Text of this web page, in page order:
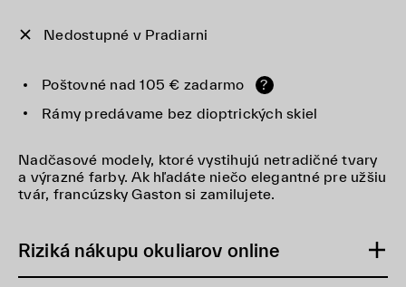
Nedostupné v Pradiarni
Poštovné nad 105 € zadarmo
?
Rámy predávame bez dioptrických skiel
Nadčasové modely, ktoré vystihujú netradičné tvary
a výrazné farby. Ak hľadáte niečo elegantné pre užšiu
tvár, francúzsky Gaston si zamilujete.
Riziká nákupu okuliarov online